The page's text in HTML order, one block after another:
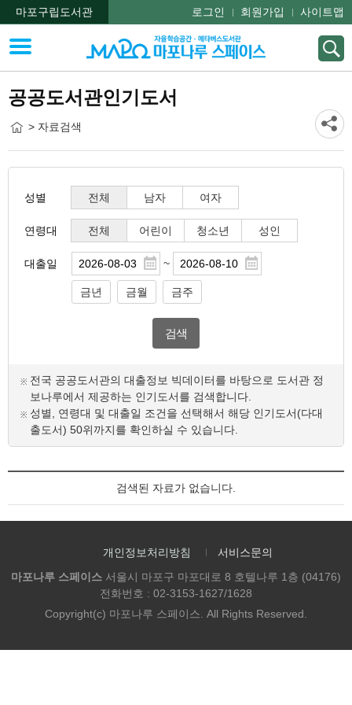
마포구립도서관 로그인 회원가입 사이트맵
공공도서관인기도서
> 자료검색
성별 전체 남자 여자
연령대 전체 어린이 청소년 성인
대출일 ~
금년 금월 금주
검색
전국 공공도서관의 대출정보 빅데이터를 바탕으로 도서관 정
보나루에서 제공하는 인기도서를 검색합니다.
성별, 연령대 및 대출일 조건을 선택해서 해당 인기도서(다대
출도서) 50위까지를 확인하실 수 있습니다.
검색된 자료가 없습니다.
개인정보처리방침
서비스문의
마포나루 스페이스 서울시 마포구 마포대로 8 호텔나루 1층 (04176)
전화번호 : 02-3153-1627/1628
Copyright(c) 마포나루 스페이스. All Rights Reserved.